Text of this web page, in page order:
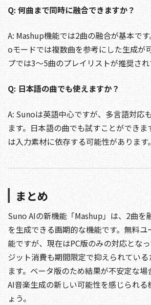
Q: 何曲まで同時に融合できますか？
A: Mashup機能では2曲の融合が基本で
oモードでは複数曲を参考にした生成が
プでは3〜5曲のプレイリストが推奨され
Q: 日本語の曲でも使えますか？
A: Sunoは英語中心ですが、多言語対応
ます。日本語の曲でも試すことができ
は入力素材に依存する可能性があります。
まとめ
Suno AIの新機能「Mashup」は、2曲を
を生成できる画期的な機能です。無料
能ですが、現在はPC版のみの対応とな
ジット消費も期間限定で抑えられてい
ます。ベータ版のため結果が不安定な場
AI音楽生成の新しい可能性を感じられる
ょう。